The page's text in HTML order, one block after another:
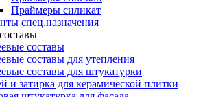
Праймеры силикат
спец.назначения
составы
составы для утепления
составы для штукатурки
и затирка для керамической плитки